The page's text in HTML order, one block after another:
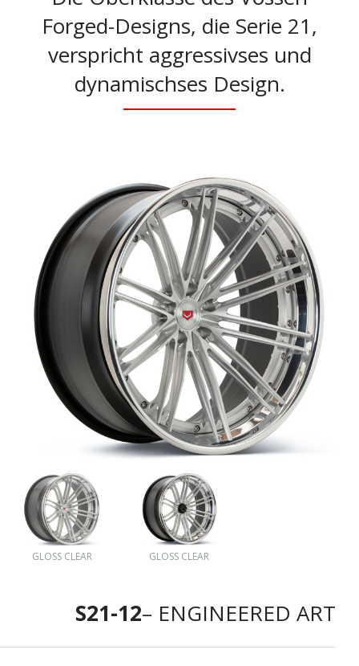
Forged-Designs, die Serie 21,
verspricht aggressivses und
dynamischses Design.
GLOSS CLEAR GLOSS CLEAR
S21-12– ENGINEERED ART